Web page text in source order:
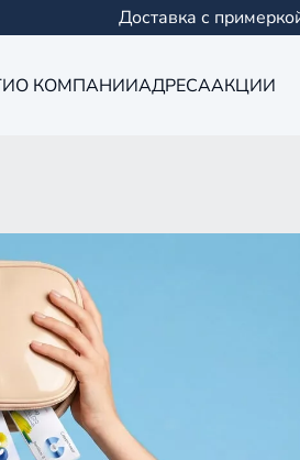
Доставка с
О КОМПАНИИАДРЕСААКЦИИ
салонов в Казани и